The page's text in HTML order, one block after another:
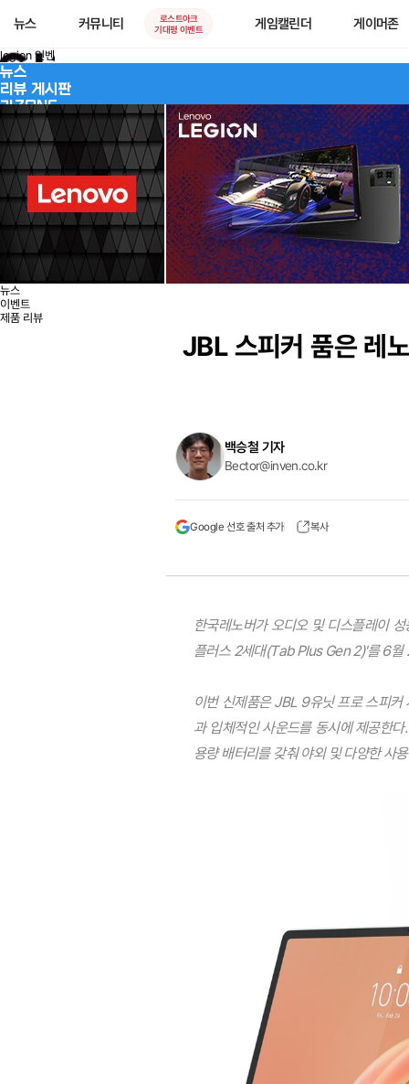
뉴스 커뮤니티
로스트아크
기대평 이벤트
게임캘린더 게이머존
legion 인벤
뉴스
리뷰 게시판
리ZONE
제품정보
온라인 스토어
뉴스
이벤트
제품 리뷰
JBL 스피커 품은 레
백승철 기자
Bector@inven.co.kr
Google 선호 출처 추가 복사
한국레노버가 오디오 및 디스플레이
플러스 2세대(Tab Plus Gen 2)'를 6월
이번 신제품은 JBL 9유닛 프로 스피커
과 입체적인 사운드를 동시에 제공한
용량 배터리를 갖춰 야외 및 다양한 사